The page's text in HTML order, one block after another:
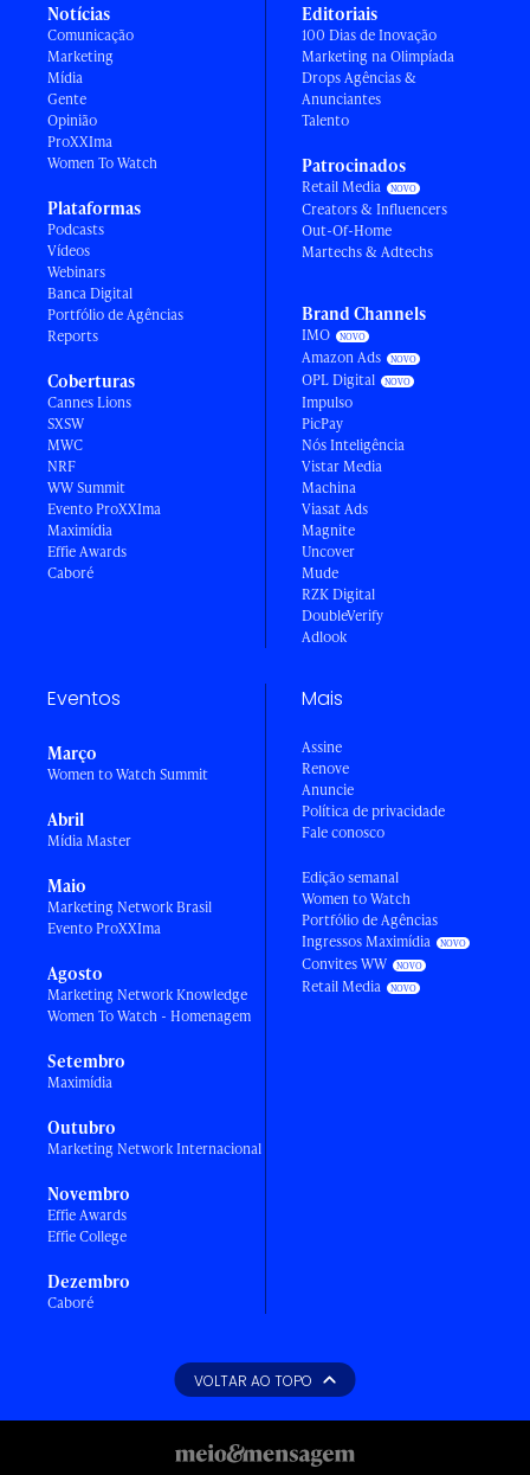
Notícias
Comunicação
Marketing
Mídia
Gente
Opinião
ProXXIma
Women To Watch
Plataformas
Podcasts
Vídeos
Webinars
Banca Digital
Portfólio de Agências
Reports
Coberturas
Cannes Lions
SXSW
MWC
NRF
WW Summit
Evento ProXXIma
Maximídia
Effie Awards
Caboré
Editoriais
100 Dias de Inovação
Marketing na Olimpíada
Drops Agências &
Anunciantes
Talento
Patrocinados
Retail Media
Creators & Influencers
Out-Of-Home
Martechs & Adtechs
Brand Channels
IMO
Amazon Ads
OPL Digital
Impulso
PicPay
Nós Inteligência
Vistar Media
Machina
Viasat Ads
Magnite
Uncover
Mude
RZK Digital
DoubleVerify
Adlook
Eventos
Março
Women to Watch Summit
Abril
Mídia Master
Maio
Marketing Network Brasil
Evento ProXXIma
Agosto
Marketing Network Knowledge
Women To Watch - Homenagem
Setembro
Maximídia
Outubro
Marketing Network Internacional
Novembro
Effie Awards
Effie College
Dezembro
Caboré
Mais
Assine
Renove
Anuncie
Política de privacidade
Fale conosco
Edição semanal
Women to Watch
Portfólio de Agências
Ingressos Maximídia
Convites WW
Retail Media
VOLTAR AO TOPO